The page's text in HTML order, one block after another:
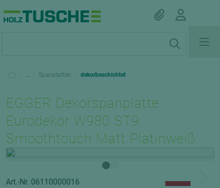
... Spanplatten dekorbeschichtet
EGGER Dekorspanplatte
Eurodekor W980 ST9
Smoothtouch Matt Platinweiß
Art.-Nr. 06110000016